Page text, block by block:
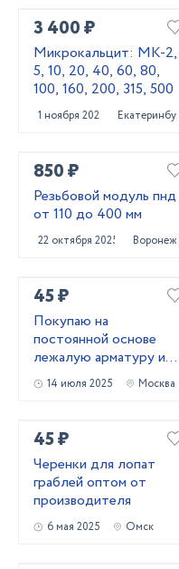
3 400 ₽
Микрокальцит: МК-2,
5, 10, 20, 40, 60, 80,
100, 160, 200, 315, 500
1 ноября 2025 Екатеринбург
850 ₽
Резьбовой модуль пнд
от 110 до 400 мм
22 октября 2025 Воронеж
45 ₽
Покупаю на
постоянной основе
лежалую арматуру и
металлопрокат!
Самовывоз
14 июля 2025 Москва
45 ₽
Черенки для лопат
граблей оптом от
производителя
6 мая 2025 Омск